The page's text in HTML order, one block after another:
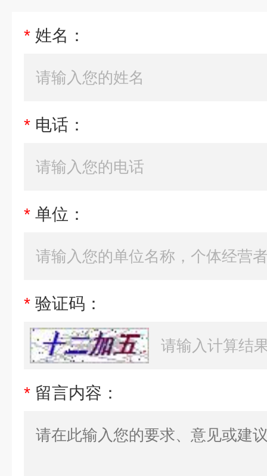
* 姓名：
* 电话：
* 单位：
* 验证码：
* 留言内容：